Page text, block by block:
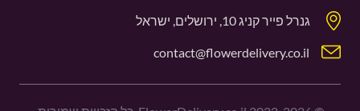
גנרל פייר קניג 10, ירושלים, ישראל
contact@flowerdelivery.co.il